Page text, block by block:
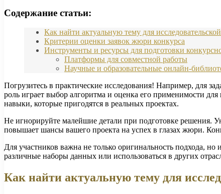
Содержание статьи:
Как найти актуальную тему для
Критерии оценки заявок жюри конкурса
Инструменты и ресурсы для подготовки
Платформы для совместной работы
Научные и образовательные онлайн-
Погрузитесь в практические исследования! Например, для
роль играет выбор алгоритма и оценка его применимости
навыки, которые пригодятся в реальных проектах.
Не игнорируйте малейшие детали при подготовке решения.
повышает шансы вашего проекта на успех в глазах жюри.
Для участников важна не только оригинальность подхода,
различные наборы данных или использоваться в других
Как найти актуальную тему для